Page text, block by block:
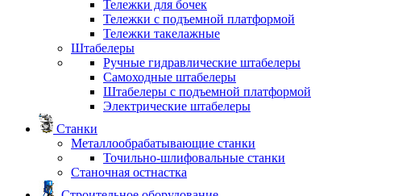
Тележки для бочек
Тележки с подъемной платформой
Тележки такелажные
Штабелеры
Ручные гидравлические штабелеры
Самоходные штабелеры
Штабелеры с подъемной платформой
Электрические штабелеры
Станки
Металлообрабатывающие станки
Точильно-шлифовальные станки
Станочная остнастка